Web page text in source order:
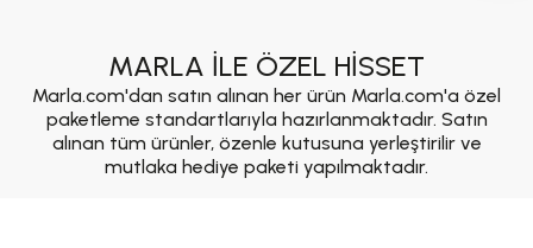
MARLA İLE ÖZEL HİSSET
Marla.com'dan satın alınan her ürün Marla.com'a özel
paketleme standartlarıyla hazırlanmaktadır. Satın
alınan tüm ürünler, özenle kutusuna yerleştirilir ve
mutlaka hediye paketi yapılmaktadır.